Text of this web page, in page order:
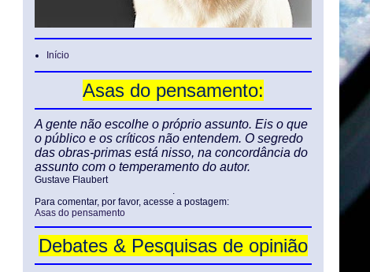
Início
Asas do pensamento:
A gente não escolhe o próprio assunto. Eis o que
o público e os críticos não entendem. O segredo
das obras-primas está nisso, na concordância do
assunto com o temperamento do autor.
Gustave Flaubert
.
Para comentar, por favor, acesse a postagem:
Asas do pensamento
Debates & Pesquisas de opinião